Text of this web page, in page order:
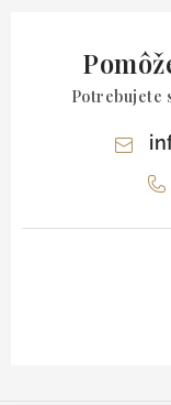
Potrebujete